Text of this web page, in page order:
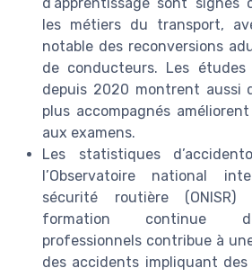
les métiers du transport,
notable des reconversions
de conducteurs. Les études
depuis 2020 montrent aussi
plus accompagnés
aux examens.
Les statistiques
l’Observatoire national
sécurité routière
formation continue
professionnels contribue à
des accidents impliquant